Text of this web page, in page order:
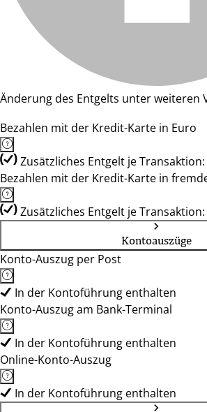
Änderung des Entgelts unter weiteren
Bezahlen mit der Kredit-Karte in Euro
Zusätzliches Entgelt je Transaktion:
Bezahlen mit der Kredit-Karte in
Zusätzliches Entgelt je Transaktion:
Kontoauszüge
Konto-Auszug per Post
In der Kontoführung enthalten
Konto-Auszug am Bank-Terminal
In der Kontoführung enthalten
Online-Konto-Auszug
In der Kontoführung enthalten